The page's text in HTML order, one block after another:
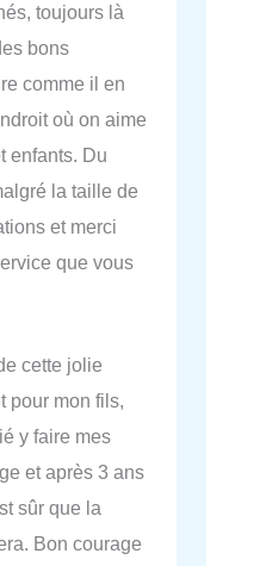
toujours là
bons
comme il en
où on aime
enfants. Du
la taille de
et merci
que vous
cette jolie
pour mon fils,
y faire mes
et après 3 ans
sûr que la
Bon courage